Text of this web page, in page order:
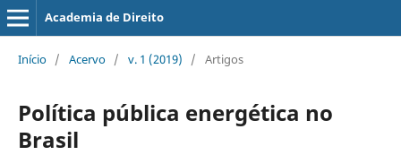
Academia de Direito
Início / Acervo / v. 1 (2019) / Artigos
Política pública energética no
Brasil